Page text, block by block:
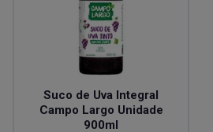
Suco de Uva Integral
Campo Largo Unidade
900ml